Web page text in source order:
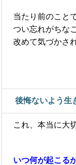
当たり前のこと
つい忘れがちな
改めて気づかさ
後悔ないよう生
これ、本当に大
いつ何が起こる